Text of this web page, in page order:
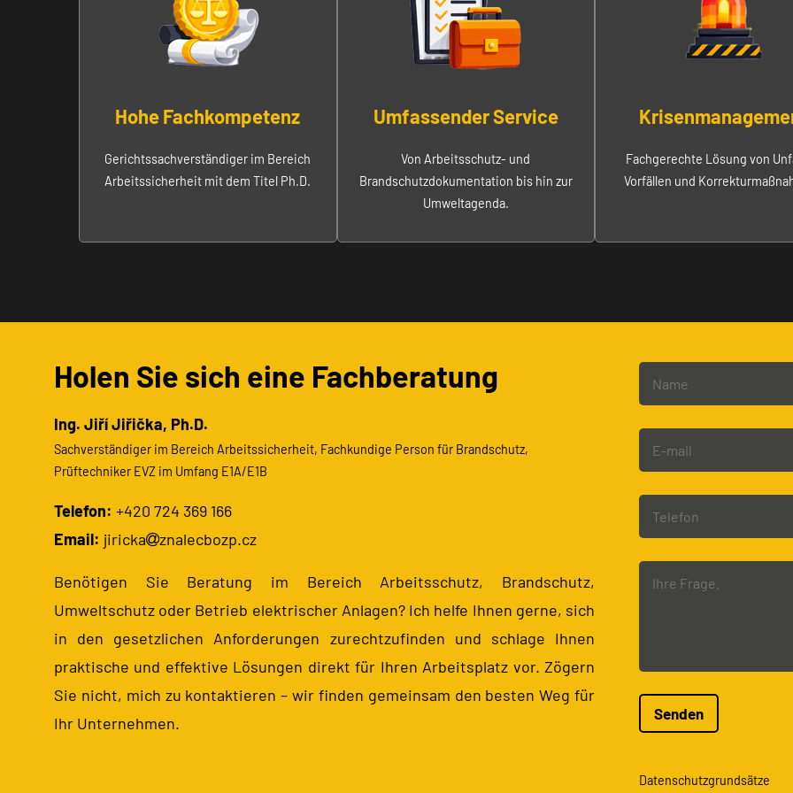
Hohe Fachkompetenz
Gerichtssachverständiger im Bereich
Arbeitssicherheit mit dem Titel Ph.D.
Umfassender Service
Von Arbeitsschutz- und
Brandschutzdokumentation bis hin zur
Umweltagenda.
Fachgerechte Lösung von
Vorfällen und
Holen Sie sich eine Fachberatung
Ing. Jiří Jiřička, Ph.D.
Sachverständiger im Bereich Arbeitssicherheit, Fachkundige Person für Brandschutz,
Prüftechniker EVZ im Umfang E1A/E1B
Telefon: +420 724 369 166
Email: jiricka znalecbozp.cz
Benötigen Sie Beratung im Bereich Arbeitsschutz, Brandschutz,
Umweltschutz oder Betrieb elektrischer Anlagen? Ich helfe Ihnen gerne, sich
in den gesetzlichen Anforderungen zurechtzufinden und schlage Ihnen
praktische und effektive Lösungen direkt für Ihren Arbeitsplatz vor. Zögern
Sie nicht, mich zu kontaktieren – wir finden gemeinsam den besten Weg für
Ihr Unternehmen.
Senden
Datenschutzgrundsätze